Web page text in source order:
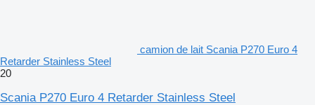
camion de lait Scania P270 Euro 4
Retarder Stainless Steel
20
Scania P270 Euro 4 Retarder Stainless Steel